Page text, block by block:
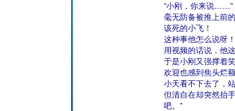
“小刚，你来说……”
毫无防备被推上前
该死的小飞！
这种事他怎么说呀！
用视频的话说，他
于是小刚又强撑着
欢迎也感到焦头烂
小天看不下去了，
但清自在却突然抬
吧。”